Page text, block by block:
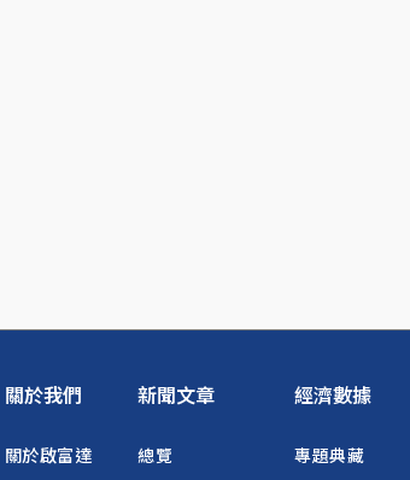
關於我們
關於啟富達
新聞文章
總覽
經濟數據
專題典藏